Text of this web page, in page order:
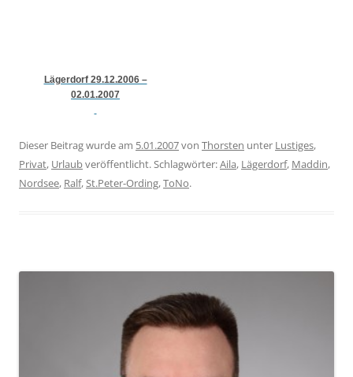
Lägerdorf 29.12.2006 –
02.01.2007
Dieser Beitrag wurde am 5.01.2007von Thorsten unter Lustiges,
Privat, Urlaubveröffentlicht. Schlagwörter:Aila, Lägerdorf, Maddin,
Nordsee, Ralf,St.Peter-Ording,ToNo.